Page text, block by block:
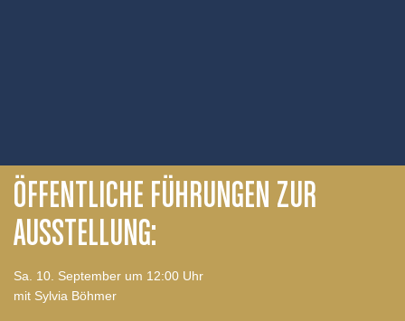
ÖFFENTLICHE FÜHRUNGEN ZUR
AUSSTELLUNG:
Sa. 10. September um 12:00 Uhr
mit Sylvia Böhmer